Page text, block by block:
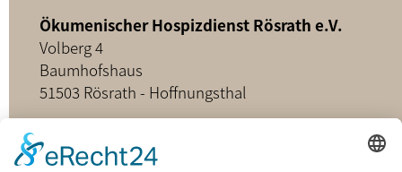
Ökumenischer Hospizdienst Rösrath e.V.
Volberg 4
Baumhofshaus
51503 Rösrath - Hoffnungsthal
02205 - 898349
buero@hospizdienst-roesrath.de